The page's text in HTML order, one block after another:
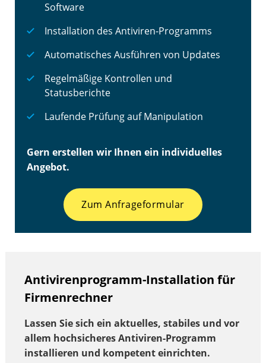
Software
Installation des Antiviren-Programms
Automatisches Ausführen von Updates
Regelmäßige Kontrollen und
Statusberichte
Laufende Prüfung auf Manipulation
Gern erstellen wir Ihnen ein individuelles
Angebot.
Zum Anfrageformular
Antivirenprogramm-Installation für
Firmenrechner
Lassen Sie sich ein aktuelles, stabiles und vor
allem hochsicheres Antiviren-Programm
installieren und kompetent einrichten.